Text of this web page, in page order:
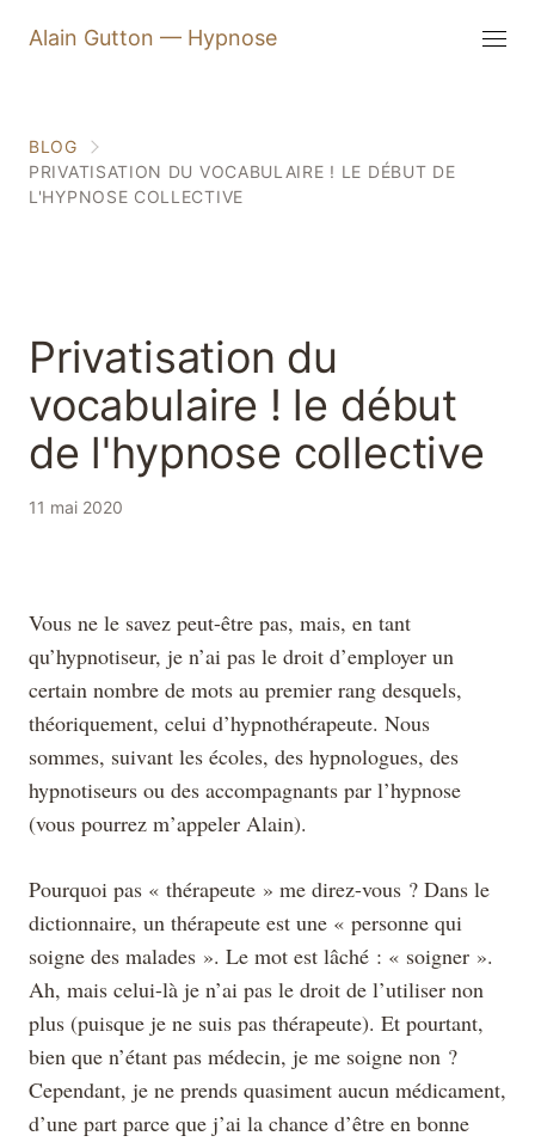
Alain Gutton — Hypnose
BLOG
PRIVATISATION DU VOCABULAIRE ! LE DÉBUT DE
L'HYPNOSE COLLECTIVE
Privatisation du
vocabulaire ! le début
de l'hypnose collective
11 mai 2020
Vous ne le savez peut-être pas, mais, en tant
qu’hypnotiseur, je n’ai pas le droit d’employer un
certain nombre de mots au premier rang desquels,
théoriquement, celui d’hypnothérapeute. Nous
sommes, suivant les écoles, des hypnologues, des
hypnotiseurs ou des accompagnants par l’hypnose
(vous pourrez m’appeler Alain).
Pourquoi pas « thérapeute » me direz-vous ? Dans le
dictionnaire, un thérapeute est une « personne qui
soigne des malades ». Le mot est lâché : « soigner ».
Ah, mais celui-là je n’ai pas le droit de l’utiliser non
plus (puisque je ne suis pas thérapeute). Et pourtant,
bien que n’étant pas médecin, je me soigne non ?
Cependant, je ne prends quasiment aucun médicament,
d’une part parce que j’ai la chance d’être en bonne